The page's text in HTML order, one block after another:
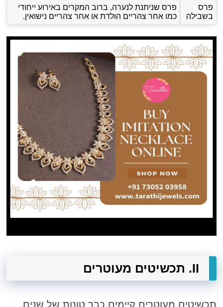
פרס
בשבילה
פרס שניתנת לנערה, ברוב המקרים באירוע ייחודי
כמו אחר צהריים הולדת או אחר צהריים נישואין.
II. תכשיטים מעוטרים
תכשיטים מעוטרים קיימים כבר טונות של שנים,